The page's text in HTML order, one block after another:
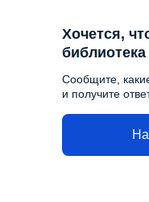
Хочется,
Сообщите,
и получите